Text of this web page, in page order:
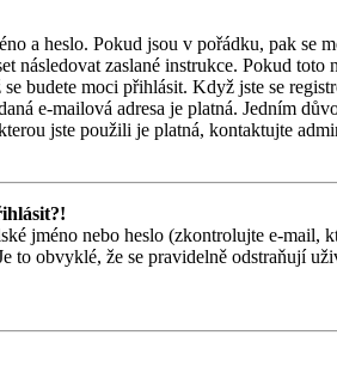
a heslo. Pokud jsou v pořádku, pak
následovat zaslané instrukce. Pokud
budete moci přihlásit. Když jste se
e-mailová adresa je platná. Jedním
jste použili je platná, kontaktujte
jméno nebo heslo (zkontrolujte e-
obvyklé, že se pravidelně odstraňují